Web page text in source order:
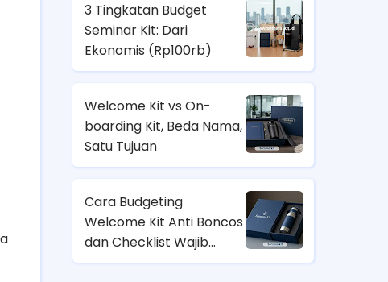
3 Tingkatan Budget
Seminar Kit: Dari
Ekonomis (Rp100rb)
Welcome Kit vs On-
boarding Kit, Beda Nama,
Satu Tujuan
Cara Budgeting
Welcome Kit Anti Boncos
dan Checklist Wajib
untuk HRD